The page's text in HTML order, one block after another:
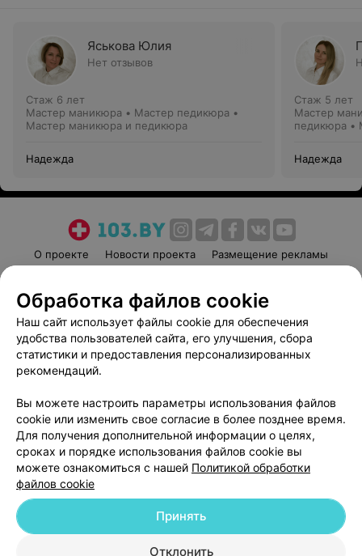
Яськова Юлия
Нет отзывов
Стаж 6 лет
Мастер маникюра • Мастер педикюра •
Мастер маникюра и педикюра
Надежда
Стаж 5 лет
Мастер
педикюра •
Надежда
О проекте Новости проекта
Размещение рекламы
Пользовательское соглашение
Способы оплаты
Вакансии
Партнеры
Написать руководителю 103.by
Обработка персональных данных
© 2026 ООО «Артокс Лаб», УНП 191700409
| 220012, Республика Беларусь,
Обработка файлов cookie
Наш сайт использует файлы cookie для обеспечения
удобства пользователей сайта, его улучшения, сбора
статистики и предоставления персонализированных
рекомендаций.
Вы можете настроить параметры использования файлов
cookie или изменить свое согласие в более позднее время.
Для получения дополнительной информации о целях,
сроках и порядке использования файлов cookie вы
можете ознакомиться с нашей Политикой обработки
файлов cookie
Отклонить
Принять